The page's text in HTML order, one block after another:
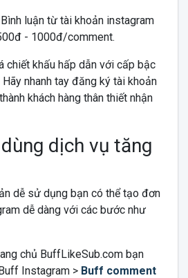
Bình luận từ tài khoản instagram
- 1000đ/comment.
chiết khấu hấp dẫn với cấp bậc
nhanh tay đăng ký tài khoản
khách hàng thân thiết nhận
dịch vụ tăng
dễ sử dụng bạn có thể tạo đơn
dễ dàng với các bước như
chủ BuffLikeSub.com bạn
Instagram > Buff comment